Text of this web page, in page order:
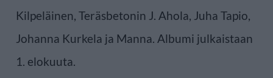
Kilpeläinen, Teräsbetonin J. Ahola, Juha Tapio,
Johanna Kurkela ja Manna. Albumi julkaistaan
1. elokuuta.